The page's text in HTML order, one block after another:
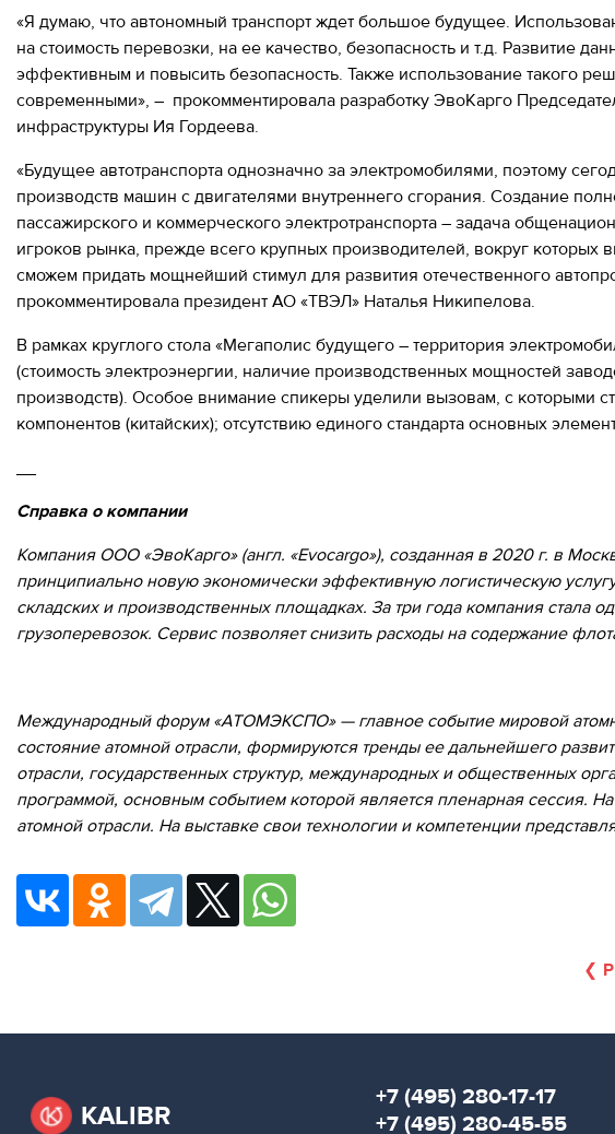
9:00
-
17:00
Fri.
«Я думаю, что автономный транспорт ждет большое будущее.
на стоимость перевозки, на ее качество, безопасность и т.д. Развитие
эффективным и повысить безопасность. Также использование такого
современными», – прокомментировала разработку ЭвоКарго
инфраструктуры Ия Гордеева.
«Будущее автотранспорта однозначно за электромобилями, поэтому
производств машин с двигателями внутреннего сгорания. Создание
пассажирского и коммерческого электротранспорта – задача
игроков рынка, прежде всего крупных производителей, вокруг
сможем придать мощнейший стимул для развития отечественного
прокомментировала президент АО «ТВЭЛ» Наталья Никипелова.
В рамках круглого стола «Мегаполис будущего – территория
(стоимость электроэнергии, наличие производственных мощностей
производств). Особое внимание спикеры уделили вызовам, с которыми
компонентов (китайских); отсутствию единого стандарта основных
Справка о компании
Компания ООО «ЭвоКарго» (англ. «Evocargo»), созданная в 2020 г. в
принципиально новую экономически эффективную логистическую
складских и производственных площадках. За три года компания
грузоперевозок. Сервис позволяет снизить расходы на содержание
Международный форум «АТОМЭКСПО» — главное событие мировой
состояние атомной отрасли, формируются тренды ее дальнейшего
отрасли, государственных структур, международных и общественных
программой, основным событием которой является пленарная сессия.
атомной отрасли. На выставке свои технологии и компетенции
KALIBR
+7 (495) 280-17-17
+7 (495) 280-45-55